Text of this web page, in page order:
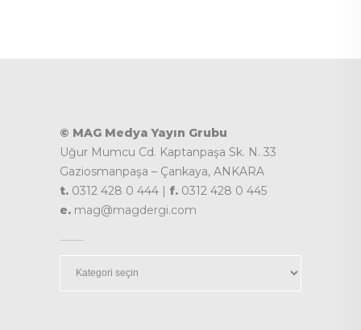
© MAG Medya Yayın Grubu
Uğur Mumcu Cd. Kaptanpaşa Sk. N. 33
Gaziosmanpaşa – Çankaya, ANKARA
t. 0312 428 0 444 | f. 0312 428 0 445
e. mag@magdergi.com